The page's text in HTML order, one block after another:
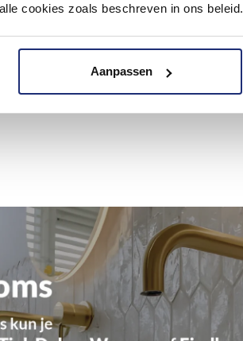
cookies zoals beschreven in ons beleid.
Aanpassen